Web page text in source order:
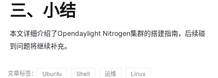
三、小结
本文详细介绍了Opendaylight Nitrogen集群的搭建指南，后续碰
到问题将继续补充。
文章标签： Ubuntu Shell 运维
Linux